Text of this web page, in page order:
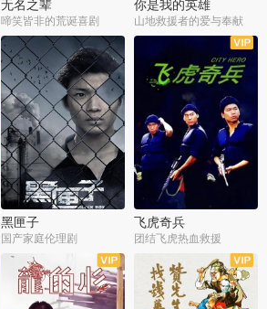
无名之辈
啼笑皆非的荒诞喜剧
你是我的英雄
山地救援者的爱与奉献
黑匣子
国产家庭伦理剧
飞虎奇兵
团结飞虎热血救援